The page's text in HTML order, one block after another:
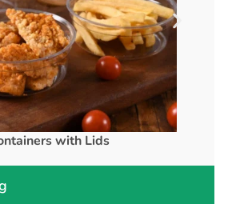
with Lids